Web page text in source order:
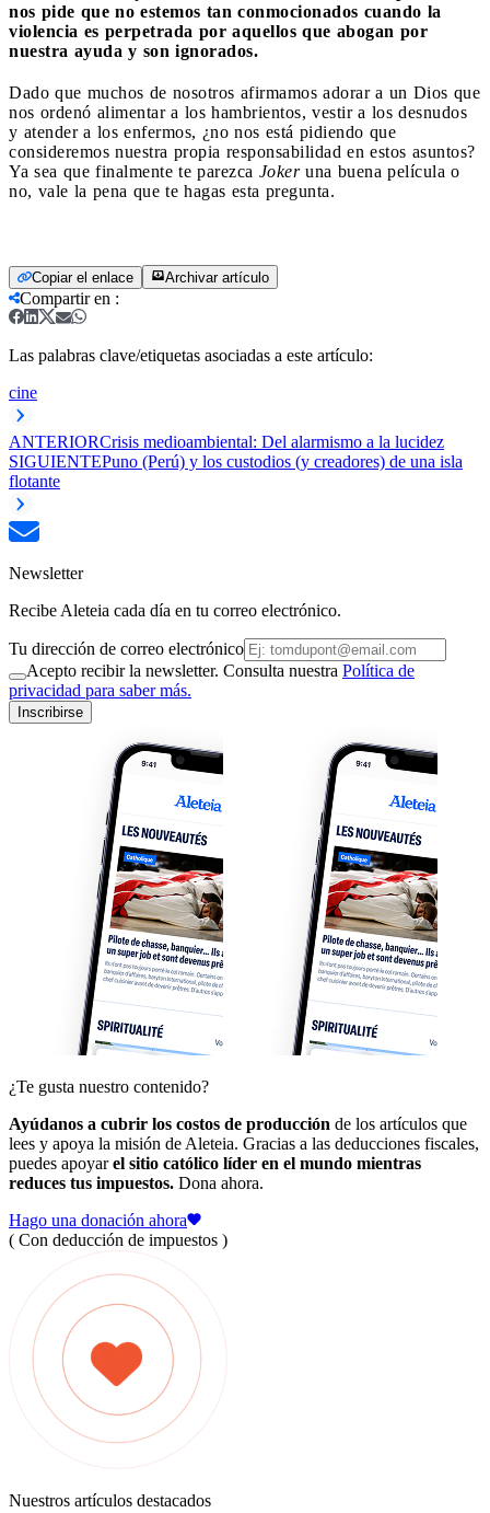
nos pide que no estemos tan conmocionados cuando la
violencia es perpetrada por aquellos que abogan por
nuestra ayuda y son ignorados.
Dado que muchos de nosotros afirmamos adorar a un Dios que
nos ordenó alimentar a los hambrientos, vestir a los desnudos
y atender a los enfermos, ¿no nos está pidiendo que
consideremos nuestra propia responsabilidad en estos asuntos?
Ya sea que finalmente te parezca Jokeruna buena película o
no, vale la pena que te hagas esta pregunta.
Copiar el enlace Archivar artículo
Compartir en :
Las palabras clave/etiquetas asociadas a este artículo:
cine
ANTERIORCrisis medioambiental: Del alarmismo a la lucidez
SIGUIENTEPuno (Perú) y los custodios (y creadores) de una isla
flotante
Newsletter
Recibe Aleteia cada día en tu correo electrónico.
Tu dirección de correo electrónico
Acepto recibir la newsletter. Consulta nuestra Política de
privacidad para saber más.
Inscribirse
¿Te gusta nuestro contenido?
Ayúdanos a cubrir los costos de producción de los artículos que
lees y apoya la misión de Aleteia. Gracias a las deducciones fiscales,
puedes apoyarel sitio católico líder en el mundo mientras
reduces tus impuestos. Dona ahora.
Hago una donación ahora
( Con deducción de impuestos )
Nuestros artículos destacados